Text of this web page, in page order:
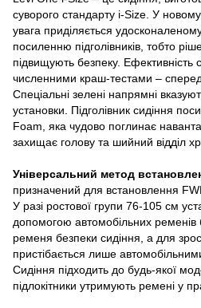
суворого стандарту i-Size. У
увага приділяється
посиленню підголівників, тобто
підвищують безпеку. Ефективність
численними краш-тестами –
Спеціальні зелені напрямні
установки. Підголівник сидіння
Foam, яка чудово поглинає
захищає голову та шийний відділ
Універсальний метод
призначений для встановлення
У разі ростової групи 76-105 см
допомогою автомобільних ременів
ременя безпеки сидіння, а для
пристібається лише
Сидіння підходить до будь-якої
підлокітники утримують ремені у